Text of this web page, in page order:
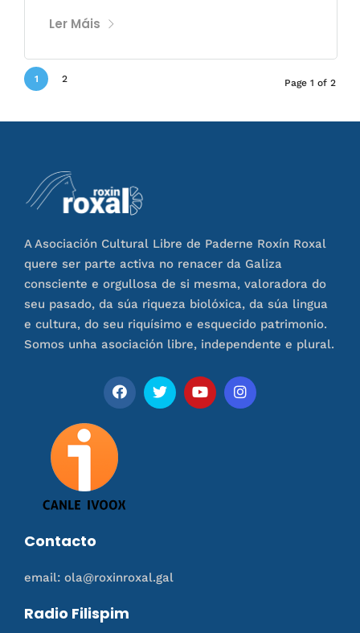
Ler Máis
1 2 Page 1 of 2
A Asociación Cultural Libre de Paderne Roxín Roxal
quere ser parte activa no renacer da Galiza
consciente e orgullosa de si mesma, valoradora do
seu pasado, da súa riqueza biolóxica, da súa lingua
e cultura, do seu riquísimo e esquecido patrimonio.
Somos unha asociación libre, independente e plural.
Contacto
email: ola@roxinroxal.gal
Radio Filispim